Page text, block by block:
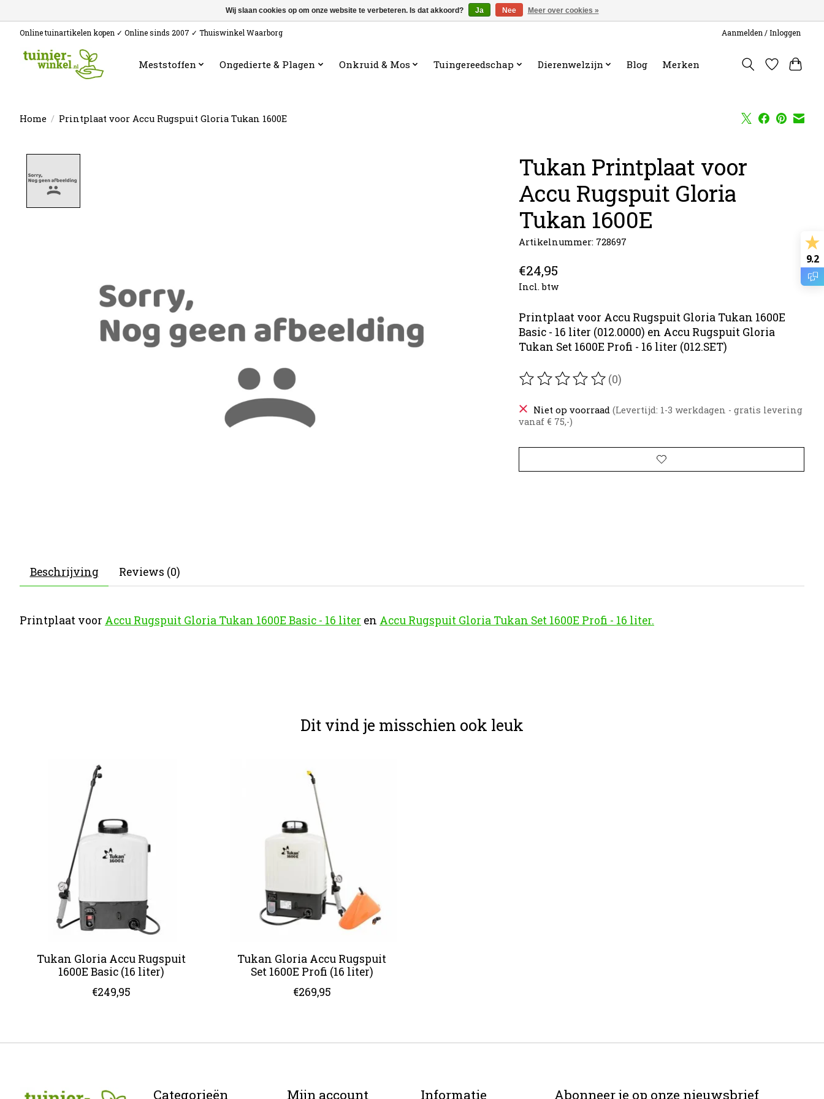
Online tuinartikelen kopen ✓ Online sinds 2007 ✓ Thuiswinkel Waarborg Aanmelden / Inloggen
Meststoffen Ongedierte & Plagen Onkruid & Mos Tuingereedschap Dierenwelzijn Blog Merken
Home / Printplaat voor Accu Rugspuit Gloria Tukan 1600E
Tukan Printplaat voor
Accu Rugspuit Gloria
Tukan 1600E
Artikelnummer: 728697
€24,95
Incl. btw
Printplaat voor Accu Rugspuit Gloria Tukan 1600E
Basic - 16 liter (012.0000) en Accu Rugspuit Gloria
Tukan Set 1600E Profi - 16 liter (012.SET)
De beoordeling van dit product is
(0)
Niet op voorraad (Levertijd: 1-3 werkdagen - gratis levering
vanaf € 75,-)
Beschrijving Reviews (0)
Printplaat voor Accu Rugspuit Gloria Tukan 1600E Basic - 16 liter en Accu Rugspuit Gloria Tukan Set 1600E Profi - 16 liter.
Dit vind je misschien ook leuk
Items van productcarrousel
Tukan Gloria Accu Rugspuit
1600E Basic (16 liter)
€249,95
Tukan Gloria Accu Rugspuit
Set 1600E Profi (16 liter)
€269,95
Categorieën Mijn account Informatie Abonneer je op onze nieuwsbrief
9.2
Wij slaan cookies op om onze website te verbeteren. Is dat akkoord? Ja Nee Meer over cookies »